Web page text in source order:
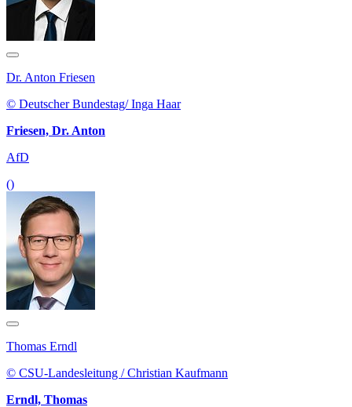
Dr. Anton Friesen
© Deutscher Bundestag/ Inga Haar
Friesen, Dr. Anton
AfD
()
Thomas Erndl
© CSU-Landesleitung / Christian Kaufmann
Erndl, Thomas